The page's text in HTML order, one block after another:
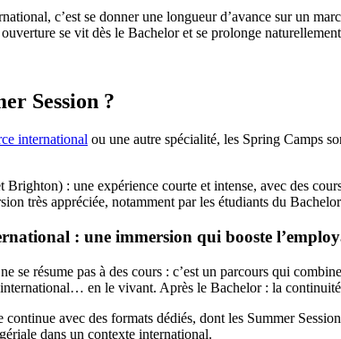
c’est se donner une longueur d’avance sur un
se vit dès le Bachelor et se prolonge
Session ?
international ou une autre spécialité, les Spring Camps
: une expérience courte et intense, avec des
très appréciée, notamment par les étudiants du
: une immersion qui booste
ne se résume pas à des cours : c’est un parcours qui
en le vivant. Après le Bachelor : la
avec des formats dédiés, dont les Summer
dans un contexte international.